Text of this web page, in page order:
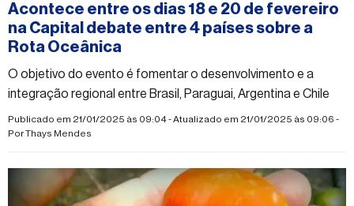
Acontece entre os dias 18 e 20 de fevereiro
na Capital debate entre 4 países sobre a
Rota Oceânica
O objetivo do evento é fomentar o desenvolvimento e a
integração regional entre Brasil, Paraguai, Argentina e Chile
Publicado em 21/01/2025 às 09:04 - Atualizado em 21/01/2025 às 09:06 -
PorThays Mendes